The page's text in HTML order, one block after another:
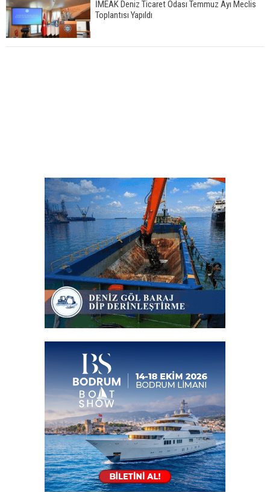
İMEAK Deniz Ticaret Odası Temmuz Ayı Meclis
Toplantısı Yapıldı